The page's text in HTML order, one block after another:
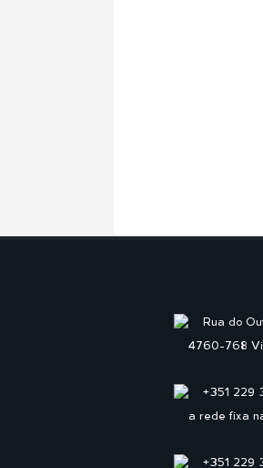
Rua do
4760-768
+351 229
a rede fixa
+351 229